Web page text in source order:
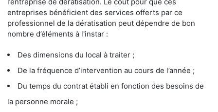
l’entreprise de dératisation. Le coût pour que ces
entreprises bénéficient des services offerts par ce
professionnel de la dératisation peut dépendre de bon
nombre d’éléments à l'instar :
Des dimensions du local à traiter ;
De la fréquence d’intervention au cours de l’année ;
Du temps du contrat établi en fonction des besoins de
la personne morale ;